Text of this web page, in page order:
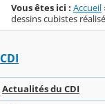
Vous êtes ici : Accueil
dessins cubistes
CDI
Actualités du CDI